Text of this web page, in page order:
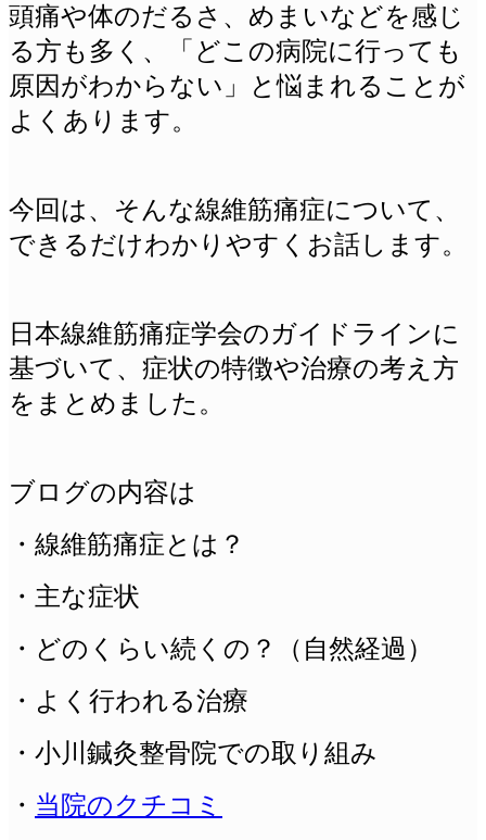
頭痛や体のだるさ、めまいなどを感じ
る方も多く、「どこの病院に行っても
原因がわからない」と悩まれることが
よくあります。
今回は、そんな線維筋痛症について、
できるだけわかりやすくお話します。
日本線維筋痛症学会のガイドラインに
基づいて、症状の特徴や治療の考え方
をまとめました。
ブログの内容は
・線維筋痛症とは？
・主な症状
・どのくらい続くの？（自然経過）
・よく行われる治療
・小川鍼灸整骨院での取り組み
・ 当院のクチコミ